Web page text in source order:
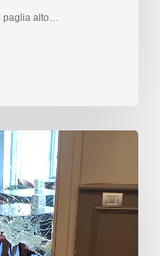
alto…